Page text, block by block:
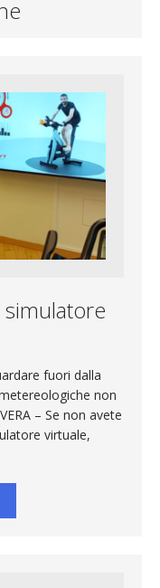
fuori dalla
non
– Se non avete
virtuale,